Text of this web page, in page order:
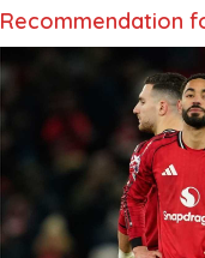
Recommendation